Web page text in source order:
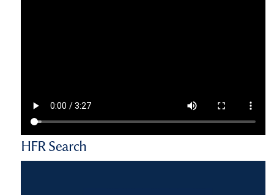
HFR Search